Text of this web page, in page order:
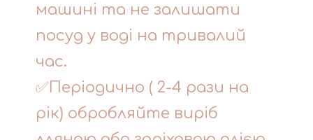
машині та не залишати
посуд у воді на тривалий
час.
✅Періодично ( 2-4 рази на
рік) обробляйте виріб